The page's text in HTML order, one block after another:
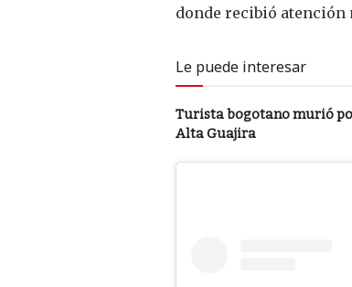
donde recibió atención
Le puede interesar
Turista bogotano murió
Alta Guajira